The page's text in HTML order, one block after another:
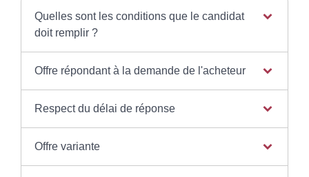
Quelles sont les conditions que le candidat
doit remplir ?
Offre répondant à la demande de l'acheteur
Respect du délai de réponse
Offre variante